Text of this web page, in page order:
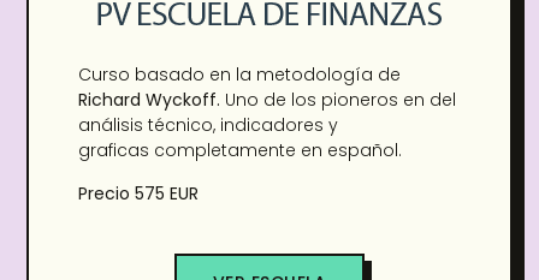
Curso basado en la metodología de
Richard Wyckoff. Uno de los pioneros en del
análisis técnico, indicadores y
graficas completamente en español.
Precio 575 EUR